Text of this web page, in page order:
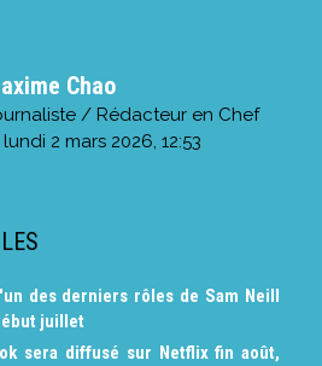
Chao
/ Rédacteur en Chef
lundi 2 mars 2026, 12:53
des derniers rôles de Sam Neill
juillet
sera diffusé sur Netflix fin août,